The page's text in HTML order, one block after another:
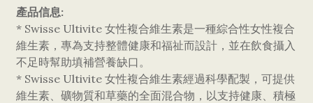
產品信息:
* Swisse Ultivite 女性複合維生素是一種綜合性女性複合
維生素，專為支持整體健康和福祉而設計，並在飲食攝入
不足時幫助填補營養缺口。
* Swisse Ultivite 女性複合維生素經過科學配製，可提供
維生素、礦物質和草藥的全面混合物，以支持健康、積極